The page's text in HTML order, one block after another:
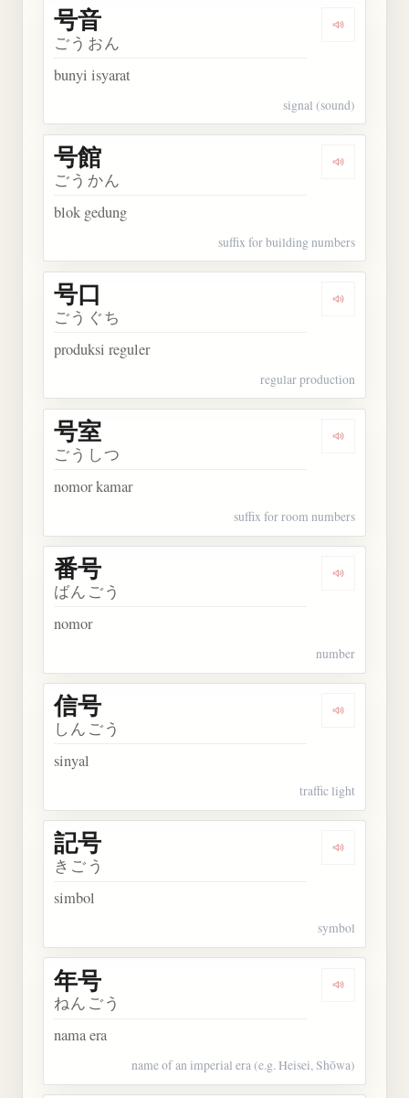
Dengarkan
号音
ごうおん
bunyi isyarat
signal (sound)
Dengarkan
号館
ごうかん
blok gedung
suffix for building numbers
Dengarkan
号口
ごうぐち
produksi reguler
regular production
Dengarkan
号室
ごうしつ
nomor kamar
suffix for room numbers
Dengarkan
番号
ばんごう
nomor
number
Dengarkan
信号
しんごう
sinyal
traffic light
Dengarkan
記号
きごう
simbol
symbol
Dengarkan
年号
ねんごう
nama era
name of an imperial era (e.g. Heisei, Shōwa)